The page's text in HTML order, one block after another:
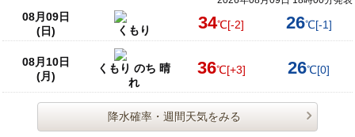
08月09日
(日)
くもり 34℃[-2] 26℃[-1]
08月10日
(月)
くもり のち 晴
れ
36℃[+3] 26℃[0]
降水確率・週間天気をみる